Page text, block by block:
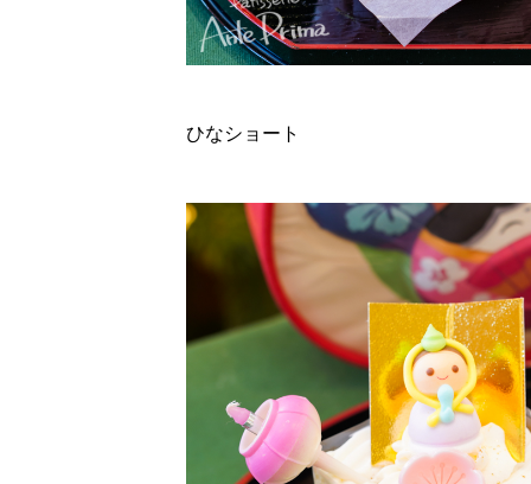
ひなショート